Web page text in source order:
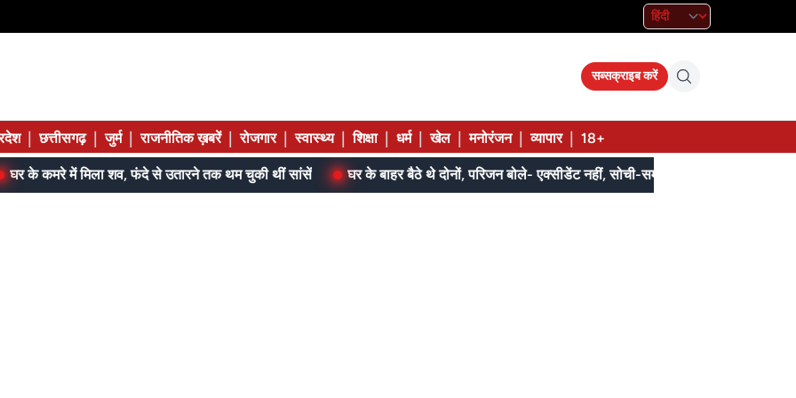
सब्सक्राइब करें
छत्तीसगढ़ जुर्म राजनीतिक ख़बरें रोजगार स्वास्थ्य शिक्षा धर्म खेल मनोरंजन व्यापार 18+
तक थम चुकी थीं सांसें घर के बाहर बैठे थे दोनों, परिजन बोले- एक्सीडेंट नहीं, सोची-समझी हत्या; एसपी बोले- दबिश जारी